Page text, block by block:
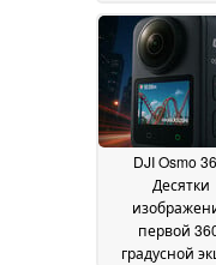
07 May
DJI Osmo
Десятки
первой
градусной